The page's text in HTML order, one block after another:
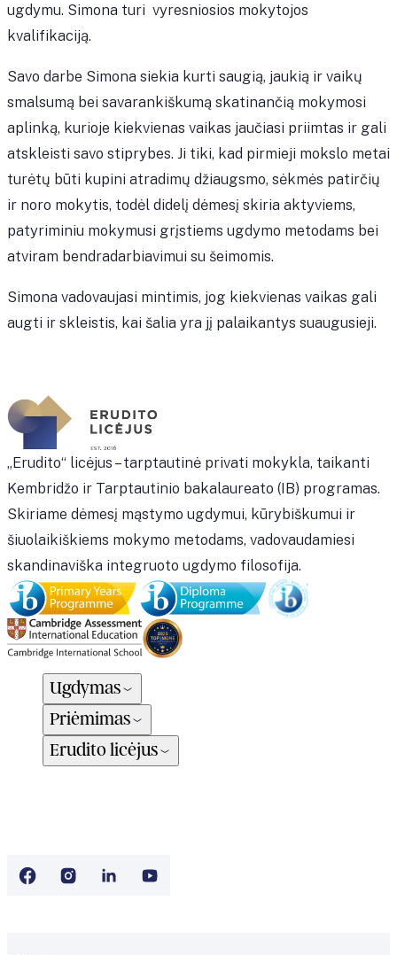
ugdymu. Simona turi vyresniosios mokytojos
kvalifikaciją.
Savo darbe Simona siekia kurti saugią, jaukią ir vaikų
smalsumą bei savarankiškumą skatinančią mokymosi
aplinką, kurioje kiekvienas vaikas jaučiasi priimtas ir gali
atskleisti savo stiprybes. Ji tiki, kad pirmieji mokslo metai
turėtų būti kupini atradimų džiaugsmo, sėkmės patirčių
ir noro mokytis, todėl didelį dėmesį skiria aktyviems,
patyriminiu mokymusi grįstiems ugdymo metodams bei
atviram bendradarbiavimui su šeimomis.
Simona vadovaujasi mintimis, jog kiekvienas vaikas gali
augti ir skleistis, kai šalia yra jį palaikantys suaugusieji.
„Erudito“ licėjus – tarptautinė privati mokykla, taikanti
Kembridžo ir Tarptautinio bakalaureato (IB) programas.
Skiriame dėmesį mąstymo ugdymui, kūrybiškumui ir
šiuolaikiškiems mokymo metodams, vadovaudamiesi
skandinaviška integruoto ugdymo filosofija.
Ugdymas
Priėmimas
Erudito licėjus